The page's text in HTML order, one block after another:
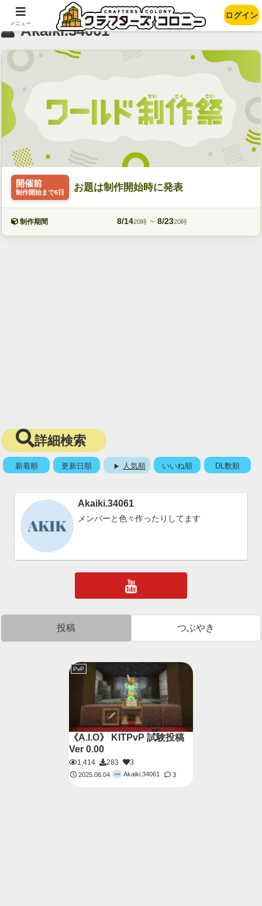
Akaiki.34061
開催前
制作開始まで6日 お題は制作開始時に発表
制作期間 8/1420時 ~ 8/2320時
詳細検索
新着順 更新日順 人気順 いいね順 DL数順
Akaiki.34061
メンバーと色々作ったりしてます
投稿 つぶやき
PvP
《A.I.O》 KITPvP 試験投稿
Ver 0.00
1,414 283 3
2025.06.04 Akaiki.34061 3
メニュー
ログイン